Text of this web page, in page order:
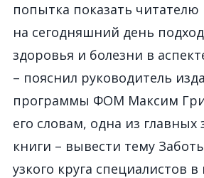
попытка показать читателю
на сегодняшний день
здоровья и болезни в
– пояснил руководитель
программы ФОМ Максим
его словам, одна из главных
книги – вывести тему
узкого круга специалистов